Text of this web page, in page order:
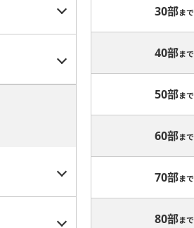
30部まで
40部まで
50部まで
60部まで
70部まで
80部まで